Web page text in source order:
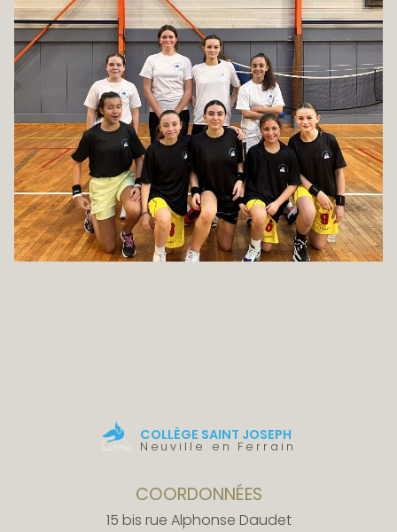
COLLÈGE SAINT JOSEPH
Neuville en Ferrain
COORDONNÉES
15 bis rue Alphonse Daudet